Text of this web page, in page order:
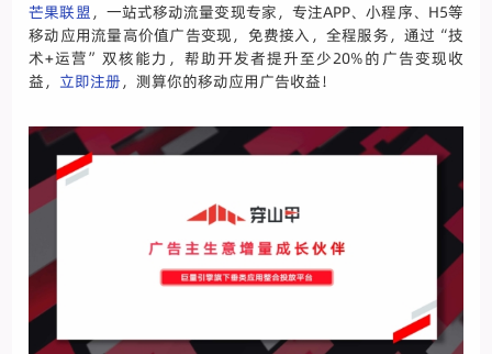
芒果联盟，一站式移动流量变现专家，专注APP、小程序、H5等
移动应用流量高价值广告变现，免费接入，全程服务，通过“技
术+运营”双核能力，帮助开发者提升至少20%的广告变现收
益， 立即注册，测算你的移动应用广告收益！